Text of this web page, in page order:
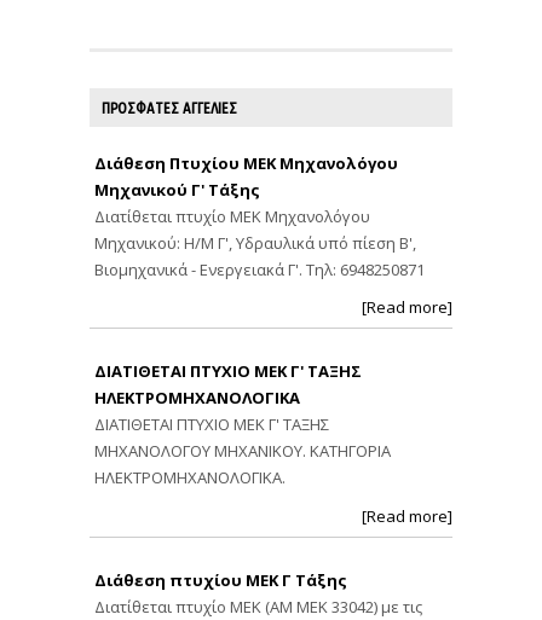
ΠΡΟΣΦΑΤΕΣ ΑΓΓΕΛΙΕΣ
Διάθεση Πτυχίου ΜΕΚ Μηχανολόγου
Μηχανικού Γ' Τάξης
Διατίθεται πτυχίο ΜΕΚ Μηχανολόγου
Μηχανικού: Η/Μ Γ', Υδραυλικά υπό πίεση Β',
Βιομηχανικά - Ενεργειακά Γ'. Τηλ: 6948250871
[Read more]
ΔΙΑΤΙΘΕΤΑΙ ΠΤΥΧΙΟ ΜΕΚ Γ' ΤΑΞΗΣ
ΗΛΕΚΤΡΟΜΗΧΑΝΟΛΟΓΙΚΑ
ΔΙΑΤΙΘΕΤΑΙ ΠΤΥΧΙΟ ΜΕΚ Γ' ΤΑΞΗΣ
ΜΗΧΑΝΟΛΟΓΟΥ ΜΗΧΑΝΙΚΟΥ. ΚΑΤΗΓΟΡΙΑ
ΗΛΕΚΤΡΟΜΗΧΑΝΟΛΟΓΙΚΑ.
[Read more]
Διάθεση πτυχίου ΜΕΚ Γ Τάξης
Διατίθεται πτυχίο ΜΕΚ (ΑΜ ΜΕΚ 33042) με τις